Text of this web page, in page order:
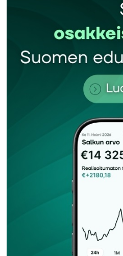
uutiskirje